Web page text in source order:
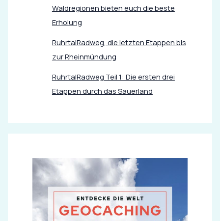
Waldregionen bieten euch die beste
Erholung
RuhrtalRadweg, die letzten Etappen bis
zur Rheinmündung
RuhrtalRadweg Teil 1: Die ersten drei
Etappen durch das Sauerland